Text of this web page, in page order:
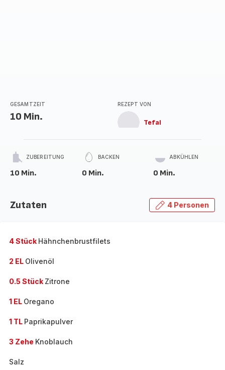
GESAMTZEIT
10 Min.
REZEPT VON
Tefal
ZUBEREITUNG
10 Min.
BACKEN
0 Min.
ABKÜHLEN
0 Min.
Zutaten 4 Personen
4 Stück Hähnchenbrustfilets
2 EL Olivenöl
0.5 Stück Zitrone
1 EL Oregano
1 TL Paprikapulver
3 Zehe Knoblauch
Salz